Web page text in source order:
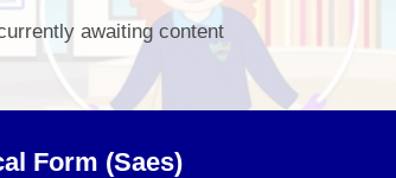
awaiting content
Form (Saes)